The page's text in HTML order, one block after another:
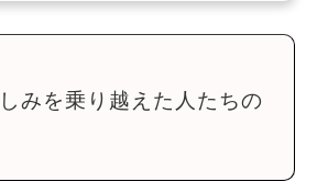
みを乗り越えた人たちの